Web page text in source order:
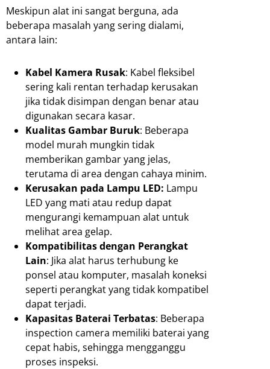
Meskipun alat ini sangat berguna, ada
beberapa masalah yang sering dialami,
antara lain:
Kabel Kamera Rusak: Kabel fleksibel
sering kali rentan terhadap kerusakan
jika tidak disimpan dengan benar atau
digunakan secara kasar.
Kualitas Gambar Buruk: Beberapa
model murah mungkin tidak
memberikan gambar yang jelas,
terutama di area dengan cahaya minim.
Kerusakan pada Lampu LED: Lampu
LED yang mati atau redup dapat
mengurangi kemampuan alat untuk
melihat area gelap.
Kompatibilitas dengan Perangkat
Lain: Jika alat harus terhubung ke
ponsel atau komputer, masalah koneksi
seperti perangkat yang tidak kompatibel
dapat terjadi.
Kapasitas Baterai Terbatas: Beberapa
inspection camera memiliki baterai yang
cepat habis, sehingga mengganggu
proses inspeksi.